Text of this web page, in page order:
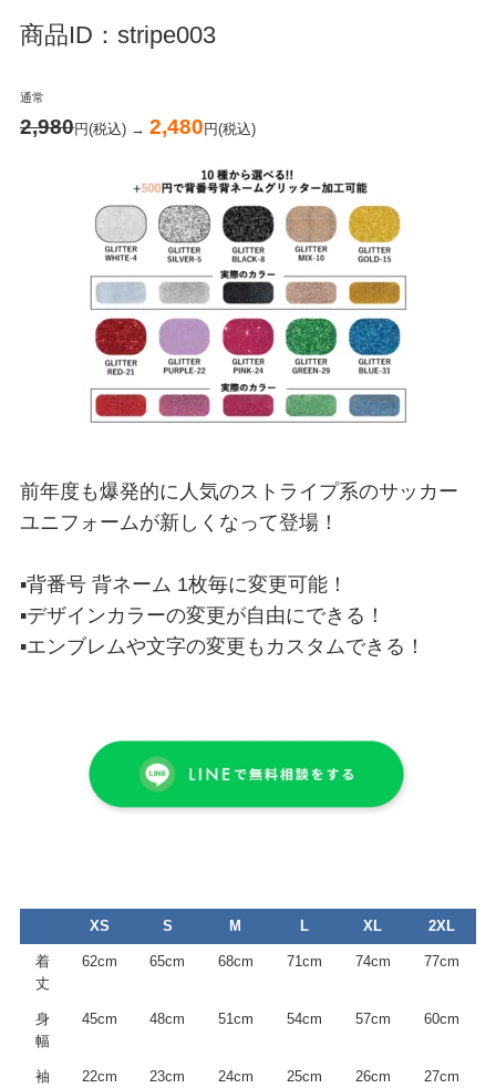
商品ID：stripe003
通常
2,980円(税込) → 2,480 円(税込)
前年度も爆発的に人気のストライプ系のサッカー
ユニフォームが新しくなって登場！
▪背番号 背ネーム 1枚毎に変更可能！
▪デザインカラーの変更が自由にできる！
▪エンブレムや文字の変更もカスタムできる！
XS S M L XL 2XL
着
丈
62cm 65cm 68cm 71cm 74cm 77cm
身
幅
45cm 48cm 51cm 54cm 57cm 60cm
袖
22cm 23cm 24cm 25cm 26cm 27cm